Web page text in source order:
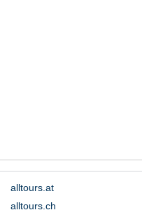
alltours.at
alltours.ch